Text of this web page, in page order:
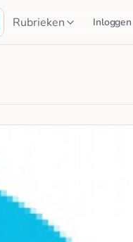
Rubrieken Inloggen